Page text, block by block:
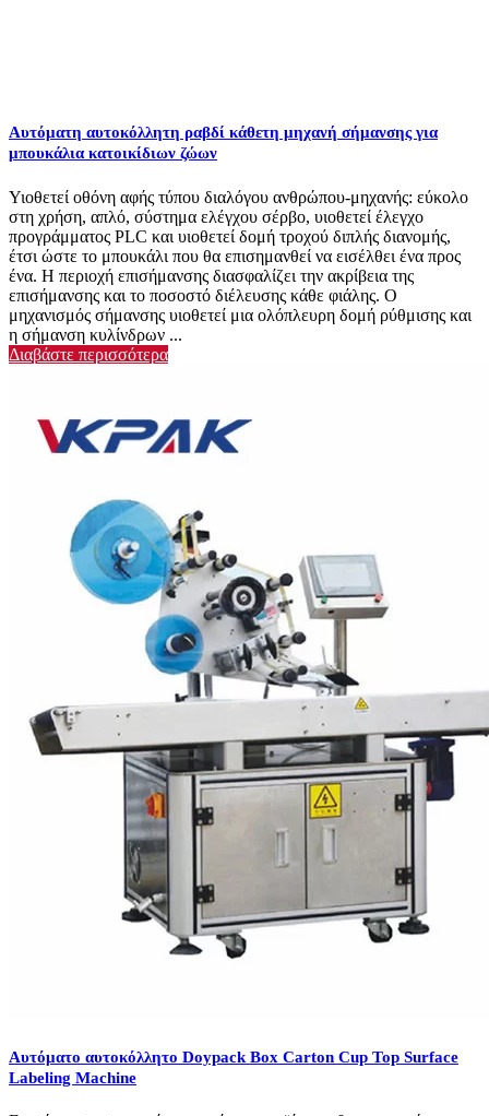
Αυτόματη αυτοκόλλητη ραβδί κάθετη μηχανή σήμανσης για
μπουκάλια κατοικίδιων ζώων
Υιοθετεί οθόνη αφής τύπου διαλόγου ανθρώπου-μηχανής: εύκολο
στη χρήση, απλό, σύστημα ελέγχου σέρβο, υιοθετεί έλεγχο
προγράμματος PLC και υιοθετεί δομή τροχού διπλής διανομής,
έτσι ώστε το μπουκάλι που θα επισημανθεί να εισέλθει ένα προς
ένα. Η περιοχή επισήμανσης διασφαλίζει την ακρίβεια της
επισήμανσης και το ποσοστό διέλευσης κάθε φιάλης. Ο
μηχανισμός σήμανσης υιοθετεί μια ολόπλευρη δομή ρύθμισης και
η σήμανση κυλίνδρων ...
Διαβάστε περισσότερα
Αυτόματο αυτοκόλλητο Doypack Box Carton Cup Top Surface
Labeling Machine